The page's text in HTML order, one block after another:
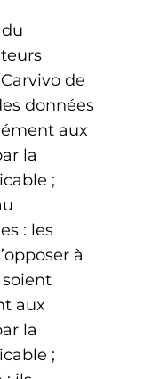
de
données
aux
la
;
: les
à
aux
la
;